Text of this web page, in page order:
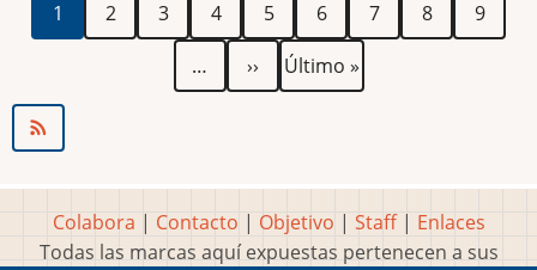
actual
1 2 3 4 5 6 7 8
9
…
Siguiente
página
››
Última
página
Último »
Colabora | Contacto | Objetivo | Staff| Enlaces
Todas las marcas aquí expuestas pertenecen a sus